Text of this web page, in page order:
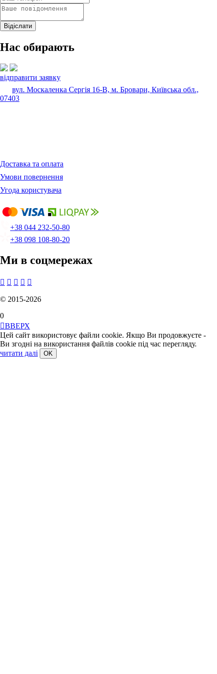
Нас обирають
відправити заявку
вул. Москаленка Сергія 16-В, м. Бровари, Київська обл.,
07403
Доставка та оплата
Умови повернення
Угода користувача
+38 044 232-50-80
+38 098 108-80-20
Ми в соцмережах
    
© 2015-2026
0
ВВЕРХ
Цей сайт використовує файли cookie. Якщо Ви продовжуєте -
Ви згодні на використання файлів cookie під час перегляду.
читати далі